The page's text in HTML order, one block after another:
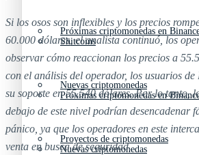
Próximas criptomonedas en
Nuevas criptomonedas
Proyectos de criptomonedas
Shitcoins
Próximas criptomonedas en
Nuevas criptomonedas
Si los osos son inflexibles y los precios
60.000 dólares, el analista continuó, los
observar cómo reaccionan los precios a
con el análisis del operador, los usuarios
su soporte en 55.540 dólares. Por lo tanto,
debajo de este nivel podrían desencadenar
pánico, ya que los operadores en este
venta en busca de seguridad.